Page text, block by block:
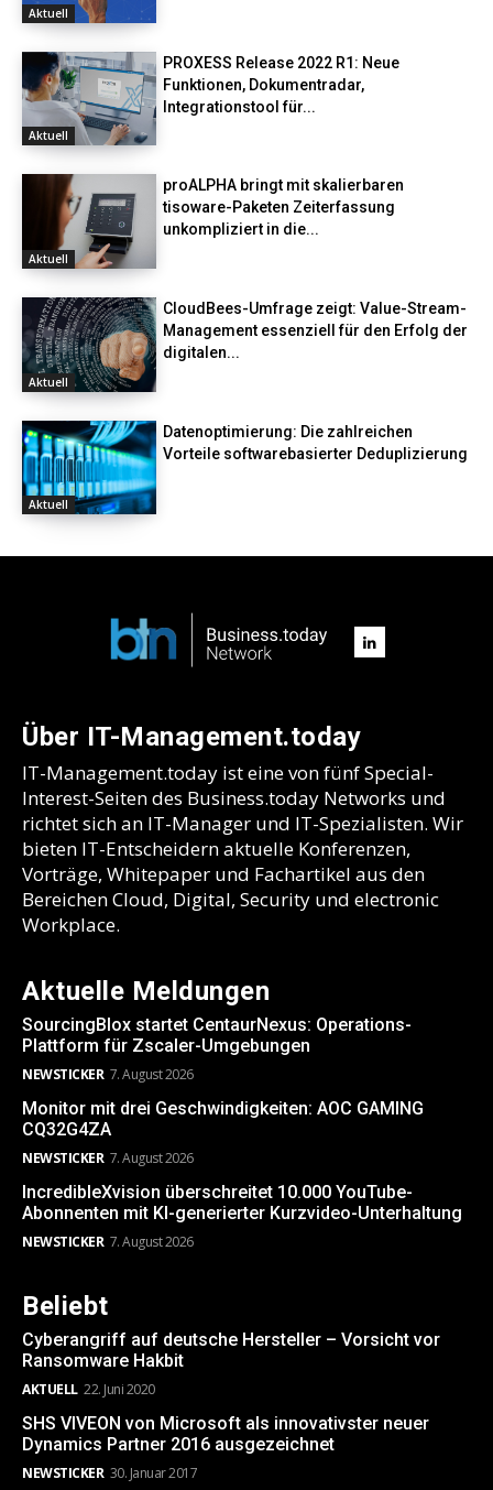
Aktuell
Aktuell
PROXESS Release 2022 R1: Neue
Funktionen, Dokumentradar,
Integrationstool für...
Aktuell
proALPHA bringt mit skalierbaren
tisoware-Paketen Zeiterfassung
unkompliziert in die...
Aktuell
CloudBees-Umfrage zeigt: Value-Stream-
Management essenziell für den Erfolg der
digitalen...
Aktuell
Datenoptimierung: Die zahlreichen
Vorteile softwarebasierter Deduplizierung
Über IT-Management.today
IT-Management.today ist eine von fünf Special-
Interest-Seiten des Business.today Networks und
richtet sich an IT-Manager und IT-Spezialisten. Wir
bieten IT-Entscheidern aktuelle Konferenzen,
Vorträge, Whitepaper und Fachartikel aus den
Bereichen Cloud, Digital, Security und electronic
Workplace.
Aktuelle Meldungen
SourcingBlox startet CentaurNexus: Operations-
Plattform für Zscaler-Umgebungen
NEWSTICKER 7. August 2026
Monitor mit drei Geschwindigkeiten: AOC GAMING
CQ32G4ZA
NEWSTICKER 7. August 2026
IncredibleXvision überschreitet 10.000 YouTube-
Abonnenten mit KI-generierter Kurzvideo-Unterhaltung
NEWSTICKER 7. August 2026
Beliebt
Cyberangriff auf deutsche Hersteller – Vorsicht vor
Ransomware Hakbit
AKTUELL 22. Juni 2020
SHS VIVEON von Microsoft als innovativster neuer
Dynamics Partner 2016 ausgezeichnet
NEWSTICKER 30. Januar 2017